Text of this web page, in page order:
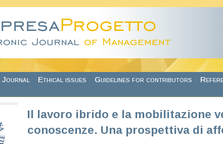
Ethical issues Guidelines for contributors
Il lavoro ibrido e la mobilitazione
conoscenze. Una prospettiva di